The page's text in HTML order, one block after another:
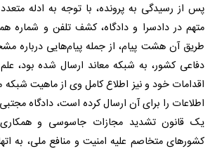
پس از رسیدگی به پرونده، با توجه به ادله
متهم در دادسرا و دادگاه، کشف تلفن و شماره
طریق آن هشت پیام، از جمله پیام‌هایی درباره
دفاعی کشور، به شبکه معاند ارسال شده بود،
اقدامات خود و نیز اطلاع کامل وی از ماهیت
اطلاعات را برای آن ارسال کرده است، دادگاه مجتبی
یک قانون تشدید مجازات جاسوسی و همکاری
کشورهای متخاصم علیه امنیت و منافع ملی، به